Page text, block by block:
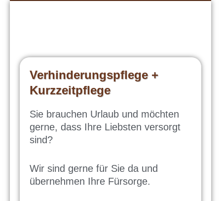
Verhinderungspflege +
Kurzzeitpflege
Sie brauchen Urlaub und möchten
gerne, dass Ihre Liebsten versorgt
sind?
Wir sind gerne für Sie da und
übernehmen Ihre Fürsorge.